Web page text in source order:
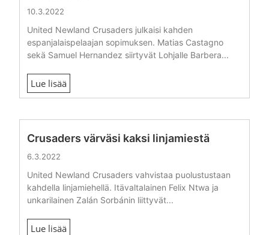
10.3.2022
United Newland Crusaders julkaisi kahden
espanjalaispelaajan sopimuksen. Matias Castagno
sekä Samuel Hernandez siirtyvät Lohjalle Barbera...
Lue lisää
Crusaders värväsi kaksi linjamiestä
6.3.2022
United Newland Crusaders vahvistaa puolustustaan
kahdella linjamiehellä. Itävaltalainen Felix Ntwa ja
unkarilainen Zalán Sorbánin liittyvät...
Lue lisää